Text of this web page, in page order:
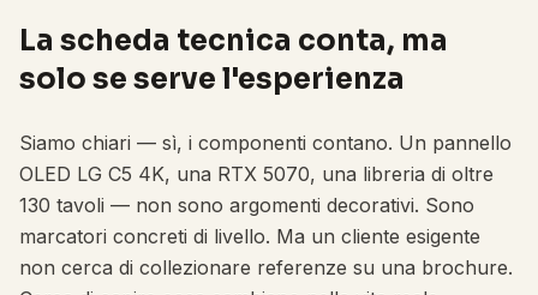
La scheda tecnica conta, ma
solo se serve l'esperienza
Siamo chiari — sì, i componenti contano. Un pannello
OLED LG C5 4K, una RTX 5070, una libreria di oltre
130 tavoli — non sono argomenti decorativi. Sono
marcatori concreti di livello. Ma un cliente esigente
non cerca di collezionare referenze su una brochure.